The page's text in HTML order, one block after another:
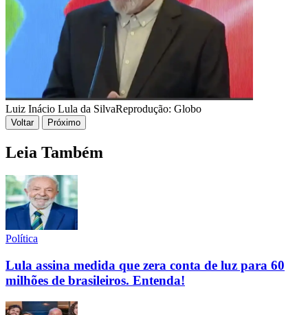
Luiz Inácio Lula da SilvaReprodução: Globo
Voltar Próximo
Leia Também
Política
Lula assina medida que zera conta de luz para 60
milhões de brasileiros. Entenda!